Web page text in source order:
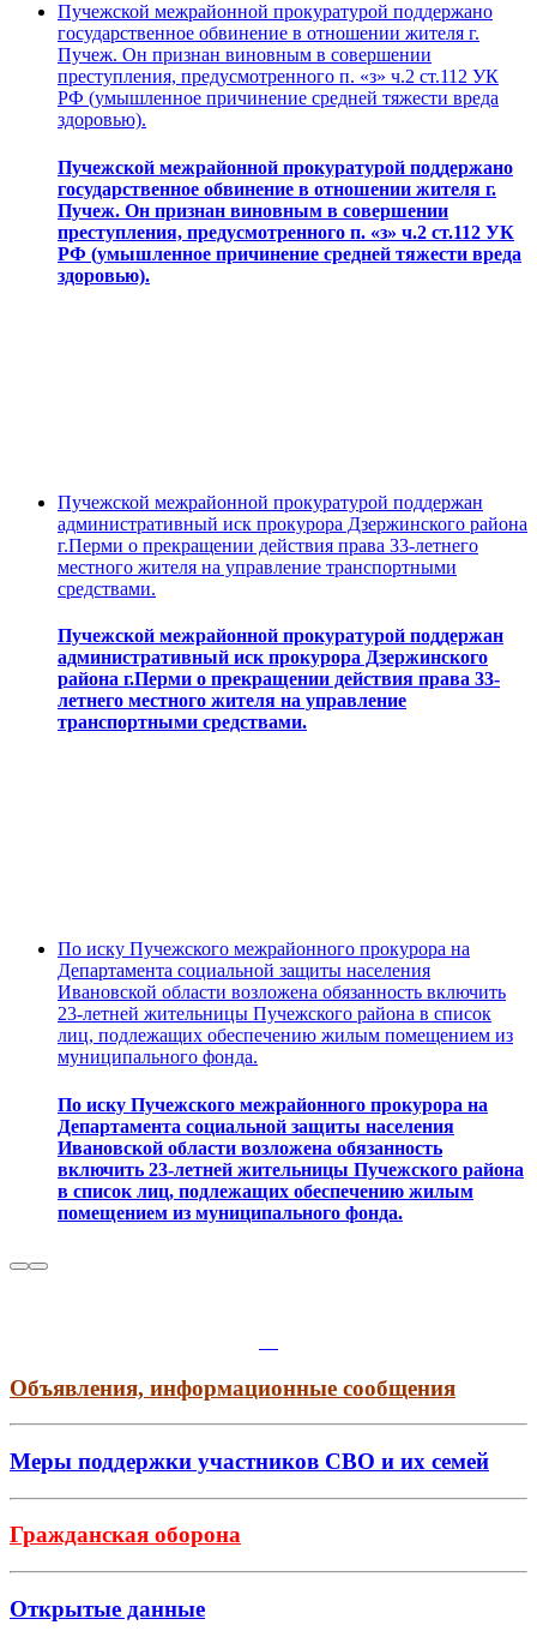
Пучежской межрайонной прокуратурой поддержано
государственное обвинение в отношении жителя г.
Пучеж. Он признан виновным в совершении
преступления, предусмотренного п. «з» ч.2 ст.112 УК
РФ (умышленное причинение средней тяжести вреда
здоровью).
Пучежской межрайонной прокуратурой поддержано
государственное обвинение в отношении жителя г.
Пучеж. Он признан виновным в совершении
преступления, предусмотренного п. «з» ч.2 ст.112 УК
РФ (умышленное причинение средней тяжести вреда
здоровью).
Пучежской межрайонной прокуратурой поддержан
административный иск прокурора Дзержинского района
г.Перми о прекращении действия права 33-летнего
местного жителя на управление транспортными
средствами.
Пучежской межрайонной прокуратурой поддержан
административный иск прокурора Дзержинского
района г.Перми о прекращении действия права 33-
летнего местного жителя на управление
транспортными средствами.
По иску Пучежского межрайонного прокурора на
Департамента социальной защиты населения
Ивановской области возложена обязанность включить
23-летней жительницы Пучежского района в список
лиц, подлежащих обеспечению жилым помещением из
муниципального фонда.
По иску Пучежского межрайонного прокурора на
Департамента социальной защиты населения
Ивановской области возложена обязанность
включить 23-летней жительницы Пучежского района
в список лиц, подлежащих обеспечению жилым
помещением из муниципального фонда.
Объявления, информационные сообщения
Меры поддержки участников СВО и их семей
Гражданская оборона
Открытые данные